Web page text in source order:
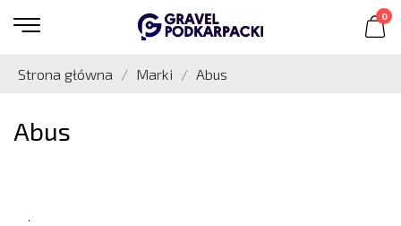
0
Strona główna Marki Abus
Abus
.